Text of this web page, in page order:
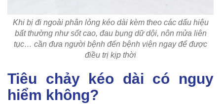
Khi bị đi ngoài phân lỏng kéo dài kèm theo các dấu hiệu
bất thường như sốt cao, đau bụng dữ dội, nôn mửa liên
tục… cần đưa người bệnh đến bệnh viện ngay để được
điều trị kịp thời
Tiêu chảy kéo dài có nguy
hiểm không?